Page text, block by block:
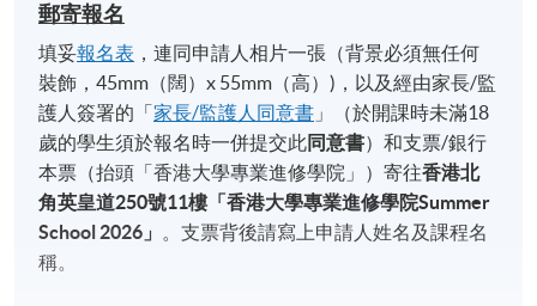
郵寄報名
填妥報名表 ，連同申請人相片一張（背景必須無任何
裝飾，45mm（闊）x 55mm（高）)，以及經由家長/監
護人簽署的「家長/監護人同意書 」（於開課時未滿18
歲的學生須於報名時一併提交此同意書）和支票/銀行
本票（抬頭「香港大學專業進修學院」）寄往香港北
角英皇道250號11樓「香港大學專業進修學院Summer
School 2026 」
。支票背後請寫上申請人姓名及課程名
稱。